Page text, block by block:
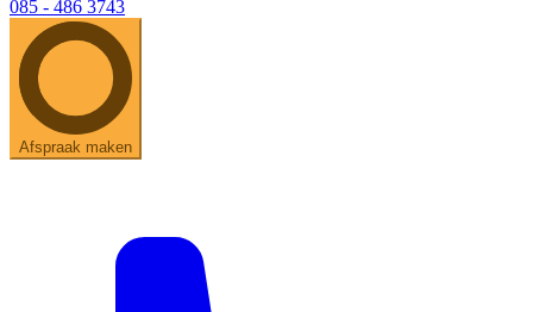
085 - 486 3743
Afspraak maken